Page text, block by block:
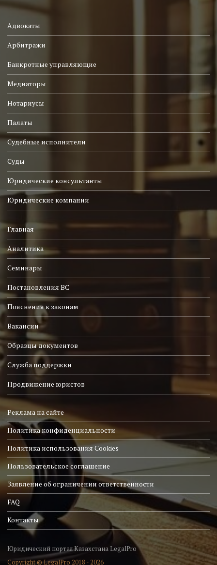
Адвокаты
Арбитражи
Банкротные управляющие
Медиаторы
Нотариусы
Палаты
Судебные исполнители
Суды
Юридические консультанты
Юридические компании
Главная
Аналитика
Семинары
Постановления ВС
Пояснения к законам
Вакансии
Образцы документов
Служба поддержки
Продвижение юристов
Реклама на сайте
Политика конфиденциальности
Политика использования Cookies
Пользовательское соглашение
Заявление об ограничении ответственности
FAQ
Контакты
Юридический портал Казахстана LegalPro
Copyright © LegalPro 2018 - 2026